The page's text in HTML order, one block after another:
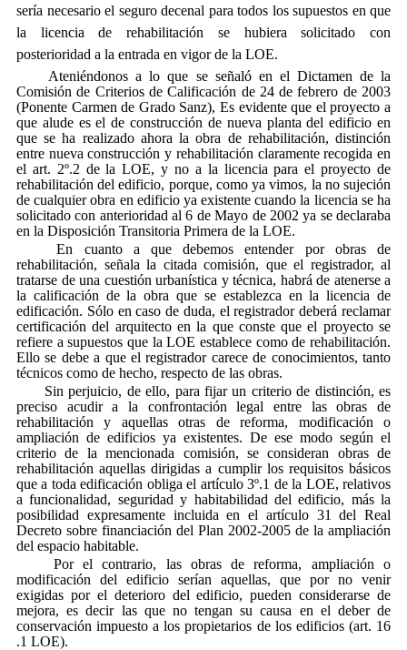
sería necesario el seguro decenal para todos los supuestos en que
la licencia de rehabilitación se hubiera solicitado con
posterioridad a la entrada en vigor de la LOE.
Ateniéndonos a lo que se señaló en el Dictamen de la
Comisión de Criterios de Calificación de 24 de febrero de 2003
(Ponente Carmen de Grado Sanz), Es evidente que el proyecto a
que alude es el de construcción de nueva planta del edificio en
que se ha realizado ahora la obra de rehabilitación, distinción
entre nueva construcción y rehabilitación claramente recogida en
el art. 2º.2 de la LOE, y no a la licencia para el proyecto de
rehabilitación del edificio, porque, como ya vimos, la no sujeción
de cualquier obra en edificio ya existente cuando la licencia se ha
solicitado con anterioridad al 6 de Mayo de 2002 ya se declaraba
en la Disposición Transitoria Primera de la LOE.
En cuanto a que debemos entender por obras de
rehabilitación, señala la citada comisión, que el registrador, al
tratarse de una cuestión urbanística y técnica, habrá de atenerse a
la calificación de la obra que se establezca en la licencia de
edificación. Sólo en caso de duda, el registrador deberá reclamar
certificación del arquitecto en la que conste que el proyecto se
refiere a supuestos que la LOE establece como de rehabilitación.
Ello se debe a que el registrador carece de conocimientos, tanto
técnicos como de hecho, respecto de las obras.
Sin perjuicio, de ello, para fijar un criterio de distinción, es
preciso acudir a la confrontación legal entre las obras de
rehabilitación y aquellas otras de reforma, modificación o
ampliación de edificios ya existentes. De ese modo según el
criterio de la mencionada comisión, se consideran obras de
rehabilitación aquellas dirigidas a cumplir los requisitos básicos
que a toda edificación obliga el artículo 3º.1 de la LOE, relativos
a funcionalidad, seguridad y habitabilidad del edificio, más la
posibilidad expresamente incluida en el artículo 31 del Real
Decreto sobre financiación del Plan 2002-2005 de la ampliación
del espacio habitable.
Por el contrario, las obras de reforma, ampliación o
modificación del edificio serían aquellas, que por no venir
exigidas por el deterioro del edificio, pueden considerarse de
mejora, es decir las que no tengan su causa en el deber de
conservación impuesto a los propietarios de los edificios (art. 16
.1 LOE).